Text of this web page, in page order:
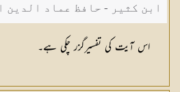
ابن کثیر - حافظ عماد الدین
کثیر صاحب
اس آیت کی تفسیرگزر چکی ہے۔